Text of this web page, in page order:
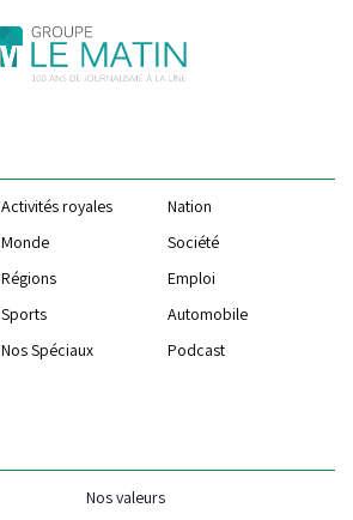
Activités royales
Nation
Monde
Société
Régions
Emploi
Sports
Automobile
Nos Spéciaux Podcast
Nos valeurs